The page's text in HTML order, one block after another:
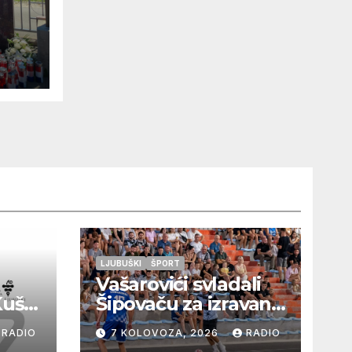
RADIO
LJUBUŠKI ŠPORT
Vašarovići svladali
Šipovaču za izravan
plasman u
četvrtfinale, Grab
7 KOLOVOZA, 2026 RADIO